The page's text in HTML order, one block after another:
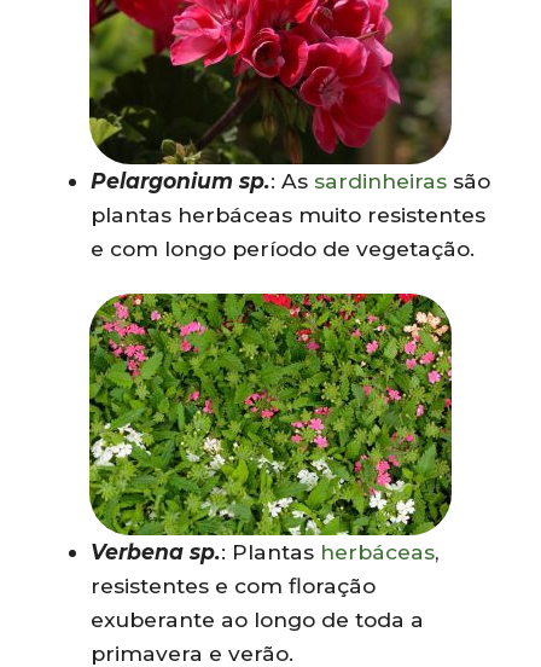
Pelargonium sp.: As sardinheirassão
plantas herbáceas muito resistentes
e com longo período de vegetação.
Verbena sp.: Plantas herbáceas,
resistentes e com floração
exuberante ao longo de toda a
primavera e verão.